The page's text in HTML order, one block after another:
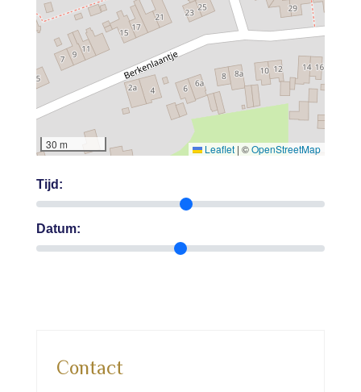
Contact
30 m Leaflet | ©OpenStreetMap
Tijd:
Datum: